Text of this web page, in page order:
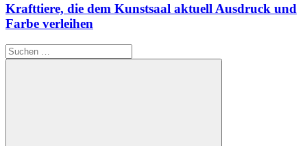
Krafttiere, die dem Kunstsaal aktuell Ausdruck und
Farbe verleihen
Suchen
nach: